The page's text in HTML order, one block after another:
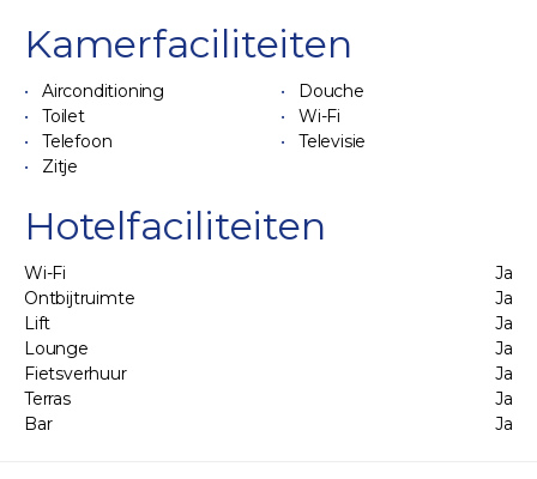
Kamerfaciliteiten
Airconditioning
Douche
Toilet
Wi-Fi
Telefoon
Televisie
Zitje
Hotelfaciliteiten
Wi-Fi
Ja
Ontbijtruimte
Ja
Lift
Ja
Lounge
Ja
Fietsverhuur
Ja
Terras
Ja
Bar
Ja